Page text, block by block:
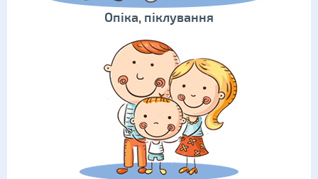
Опіка, піклування